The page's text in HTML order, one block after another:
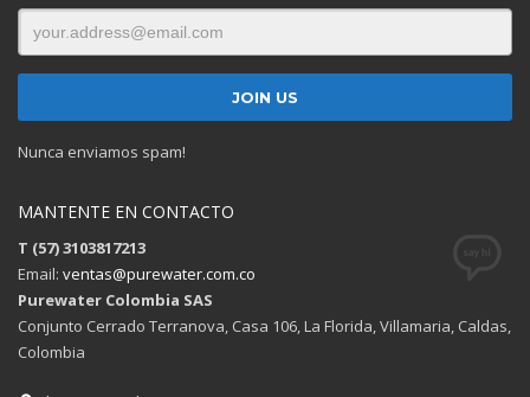
Nunca enviamos spam!
MANTENTE EN CONTACTO
T (57) 3103817213
Email: ventas@purewater.com.co
Purewater Colombia SAS
Conjunto Cerrado Terranova, Casa 106, La Florida, Villamaria, Caldas,
Colombia